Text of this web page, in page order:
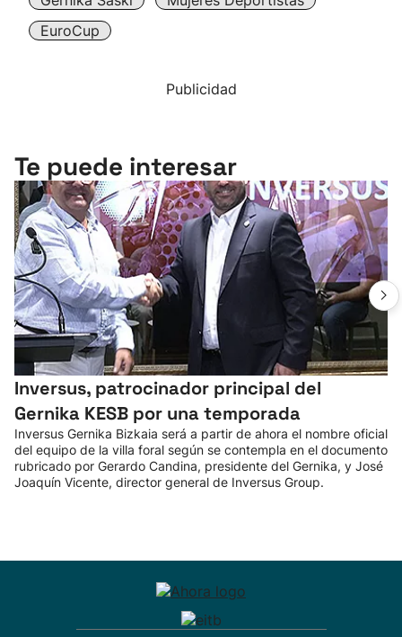
EuroCup
Publicidad
Te puede interesar
Inversus, patrocinador principal del
Gernika KESB por una temporada
Inversus Gernika Bizkaia será a partir de ahora el nombre oficial
del equipo de la villa foral según se contempla en el documento
rubricado por Gerardo Candina, presidente del Gernika, y José
Joaquín Vicente, director general de Inversus Group.